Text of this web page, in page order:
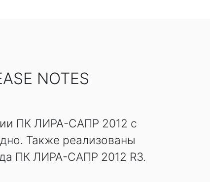
NOTES
ПК ЛИРА-САПР 2012 с
Также реализованы
ПК ЛИРА-САПР 2012 R3.